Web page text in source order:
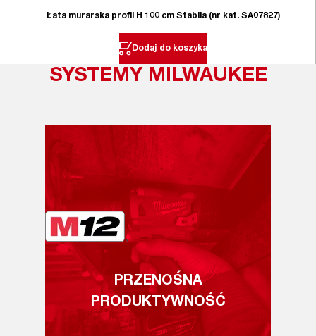
Łata murarska profil H 100 cm Stabila (nr kat. SA07827)
Dodaj do koszyka
SYSTEMY MILWAUKEE
PRZENOŚNA
PRODUKTYWNOŚĆ